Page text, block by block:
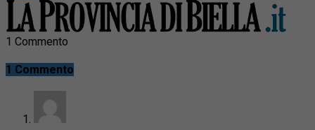
1 Commento
1 Commento